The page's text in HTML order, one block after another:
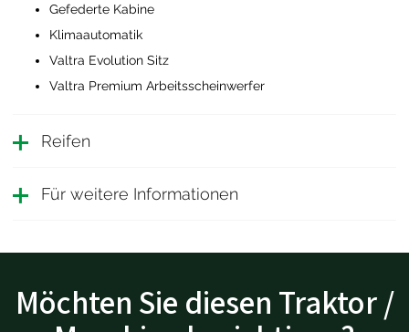
Gefederte Kabine
Klimaautomatik
Valtra Evolution Sitz
Valtra Premium Arbeitsscheinwerfer
Reifen
Für weitere Informationen
Möchten Sie diesen Traktor /